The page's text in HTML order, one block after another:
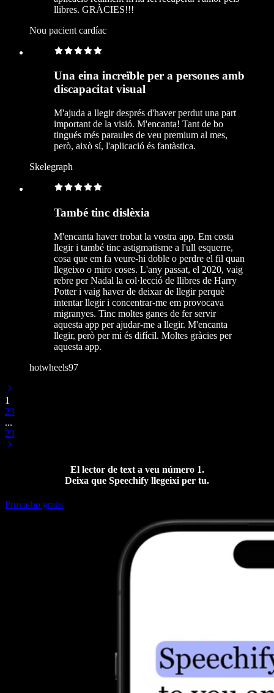
llibres. GRÀCIES!!!
Nou pacient cardíac
Una eina increïble per a persones amb
discapacitat visual
M'ajuda a llegir després d'haver perdut una part
important de la visió. M'encanta! Tant de bo
tingués més paraules de veu premium al mes,
però, això sí, l'aplicació és fantàstica.
Skelegraph
També tinc dislèxia
M'encanta haver trobat la vostra app. Em costa
llegir i també tinc astigmatisme a l'ull esquerre,
cosa que em fa veure-hi doble o perdre el fil quan
llegeixo o miro coses. L'any passat, el 2020, vaig
rebre per Nadal la col·lecció de llibres de Harry
Potter i vaig haver de deixar de llegir perquè
intentar llegir i concentrar-me em provocava
migranyes. Tinc moltes ganes de fer servir
aquesta app per ajudar-me a llegir. M'encanta
llegir, però per mi és difícil. Moltes gràcies per
aquesta app.
hotwheels97
1
23
...
23
El lector de text a veu número 1.
Deixa que Speechify llegeixi per tu.
Prova-ho gratis